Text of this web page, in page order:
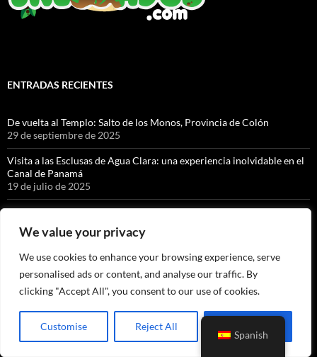
We value your privacy
We use cookies to enhance your browsing experience, serve
personalised ads or content, and analyse our traffic. By
clicking "Accept All", you consent to our use of cookies.
Customise Reject All
ENTRADAS RECIENTES
De vuelta al Templo: Salto de los Monos, Provincia de Colón
29 de septiembre de 2025
Visita a las Esclusas de Agua Clara: una experiencia inolvidable en el
Canal de Panamá
19 de julio de 2025
Cacique, Canales Cristalinos
13 de mayo de 2025
La Granja de Alicia, Capira.
Centro Natural de Punta Culebra, Ciudad de Panamá.
10 de abril de 2024
Spanish